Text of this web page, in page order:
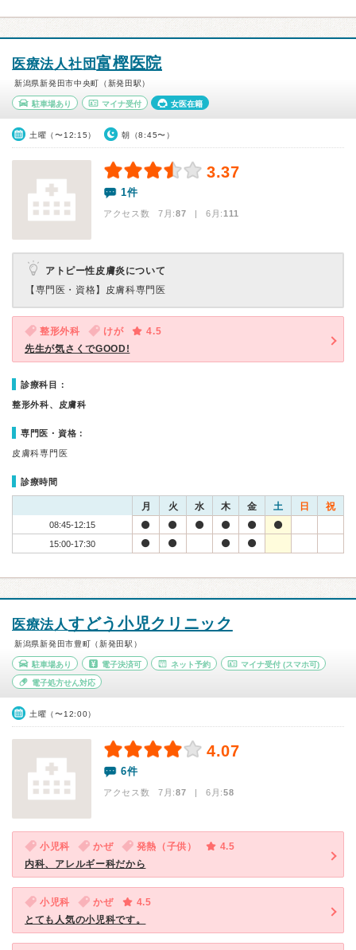
医療法人社団富樫医院
新潟県新発田市中央町（新発田駅）
駐車場あり マイナ受付 女医在籍
土曜（〜12:15） 朝（8:45〜）
3.37
1件
アクセス数 7月:87 | 6月:111
アトピー性皮膚炎について
【専門医・資格】 皮膚科専門医
整形外科 けが
4.5
先生が気さくでGOOD!
診療科目：
整形外科、皮膚科
専門医・資格：
皮膚科専門医
診療時間
月 火 水 木 金 土 日 祝
08:45-12:15
15:00-17:30
医療法人すどう小児クリニック
新潟県新発田市豊町（新発田駅）
駐車場あり 電子決済可 ネット予約 マイナ受付 (スマホ可)
電子処方せん対応
土曜（〜12:00）
4.07
6件
アクセス数 7月:87 | 6月:58
小児科 かぜ 発熱（子供）
4.5
内科、アレルギー科だから
小児科 かぜ
4.5
とても人気の小児科です。